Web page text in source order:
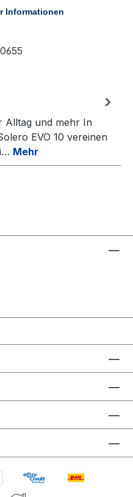
Alltag und mehr In
EVO 10 vereinen
Mehr